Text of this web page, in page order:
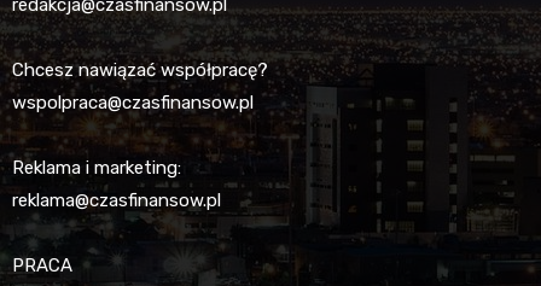
redakcja@czasfinansow.pl
Chcesz nawiązać współpracę?
wspolpraca@czasfinansow.pl
Reklama i marketing:
reklama@czasfinansow.pl
PRACA